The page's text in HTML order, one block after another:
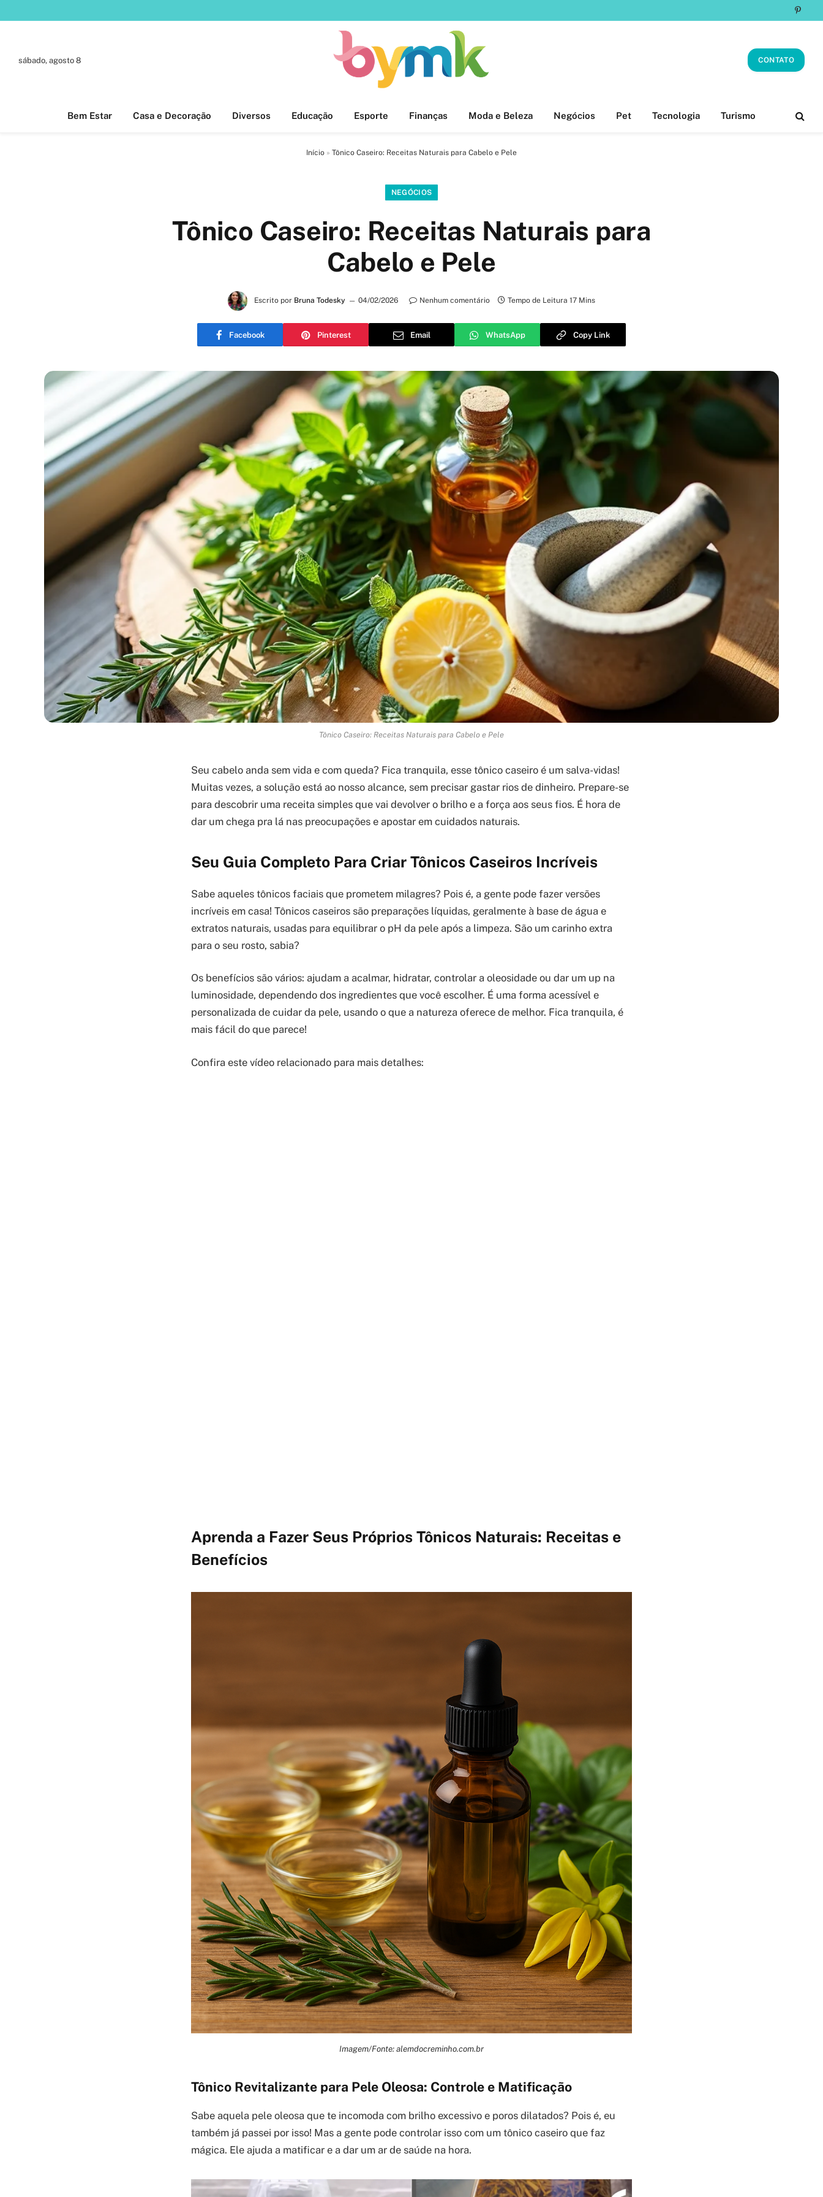
sábado, agosto 8 CONTATO
Bem Estar Casa e Decoração Diversos Educação Esporte Finanças Moda e Beleza Negócios Pet Tecnologia Turismo
Início » Tônico Caseiro: Receitas Naturais para Cabelo e Pele
NEGÓCIOS
Tônico Caseiro: Receitas Naturais para
Cabelo e Pele
Escrito por Bruna Todesky 04/02/2026 Nenhum comentário Tempo de Leitura 17 Mins
Facebook Pinterest Email WhatsApp Copy Link
Tônico Caseiro: Receitas Naturais para Cabelo e Pele
Seu cabelo anda sem vida e com queda? Fica tranquila, esse tônico caseiro é um salva-vidas!
Muitas vezes, a solução está ao nosso alcance, sem precisar gastar rios de dinheiro. Prepare-se
para descobrir uma receita simples que vai devolver o brilho e a força aos seus fios. É hora de
dar um chega pra lá nas preocupações e apostar em cuidados naturais.
Seu Guia Completo Para Criar Tônicos Caseiros Incríveis
Sabe aqueles tônicos faciais que prometem milagres? Pois é, a gente pode fazer versões
incríveis em casa! Tônicos caseiros são preparações líquidas, geralmente à base de água e
extratos naturais, usadas para equilibrar o pH da pele após a limpeza. São um carinho extra
para o seu rosto, sabia?
Os benefícios são vários: ajudam a acalmar, hidratar, controlar a oleosidade ou dar um up na
luminosidade, dependendo dos ingredientes que você escolher. É uma forma acessível e
personalizada de cuidar da pele, usando o que a natureza oferece de melhor. Fica tranquila, é
mais fácil do que parece!
Confira este vídeo relacionado para mais detalhes:
Aprenda a Fazer Seus Próprios Tônicos Naturais: Receitas e
Benefícios
Imagem/Fonte: alemdocreminho.com.br
Tônico Revitalizante para Pele Oleosa: Controle e Matificação
Sabe aquela pele oleosa que te incomoda com brilho excessivo e poros dilatados? Pois é, eu
também já passei por isso! Mas a gente pode controlar isso com um tônico caseiro que faz
mágica. Ele ajuda a matificar e a dar um ar de saúde na hora.